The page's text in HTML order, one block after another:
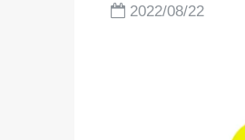
2022/08/22